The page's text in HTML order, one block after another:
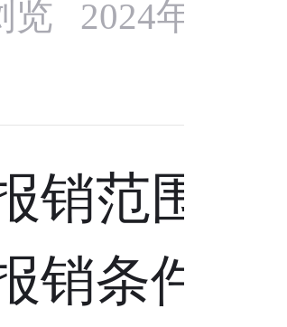
览 2024年9月14
销范围和标
销条件、报